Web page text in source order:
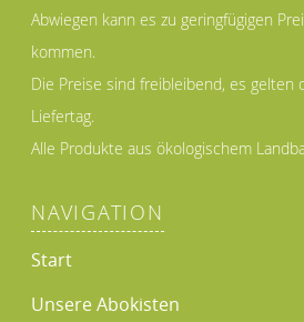
Abwiegen kann es zu geringfügigen
kommen.
Die Preise sind freibleibend, es gelten
Liefertag.
Alle Produkte aus ökologischem
NAVIGATION
Start
Unsere Abokisten